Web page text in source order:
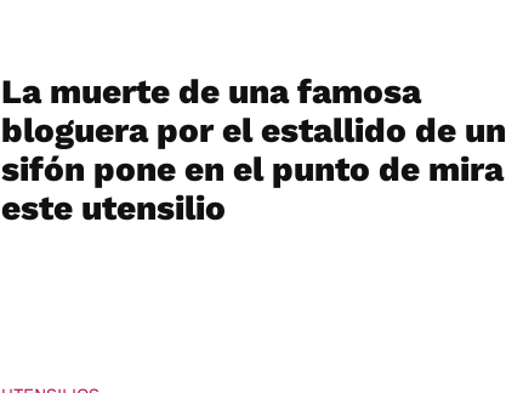
La muerte de una famosa
bloguera por el estallido de un
sifón pone en el punto de mira
este utensilio